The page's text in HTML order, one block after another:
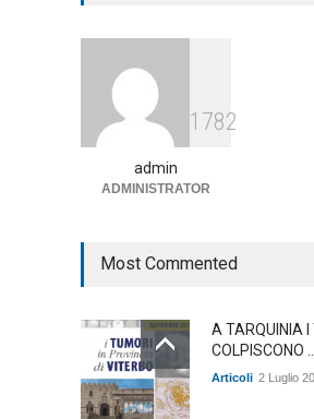
arrivano i
1782
admin
ADMINISTRATOR
Most Commented
A TARQUINIA I
COLPISCONO ...
Articoli 2 Luglio